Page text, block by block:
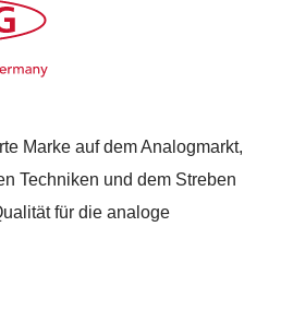
Marke auf dem Analogmarkt,
Techniken und dem Streben
für die analoge